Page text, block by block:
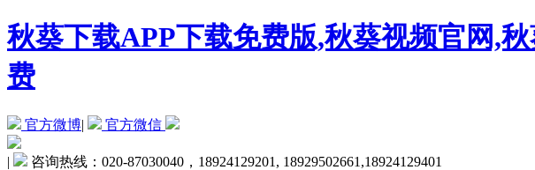
秋葵下载APP下载免费版,秋葵视频官网,
费
官方微博| 官方微信
| 咨询热线：020-87030040，18924129201, 18929502661,18924129401